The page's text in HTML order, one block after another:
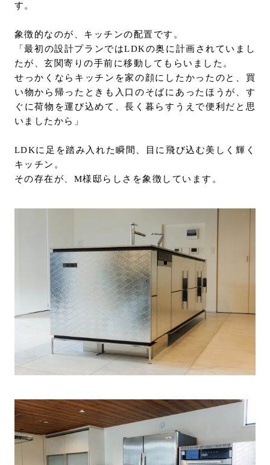
す。
象徴的なのが、キッチンの配置です。
「最初の設計プランではLDKの奥に計画されていまし
たが、玄関寄りの手前に移動してもらいました。
せっかくならキッチンを家の顔にしたかったのと、買
い物から帰ったときも入口のそばにあったほうが、す
ぐに荷物を運び込めて、長く暮らすうえで便利だと思
いましたから」
LDKに足を踏み入れた瞬間、目に飛び込む美しく輝く
キッチン。
その存在が、M様邸らしさを象徴しています。